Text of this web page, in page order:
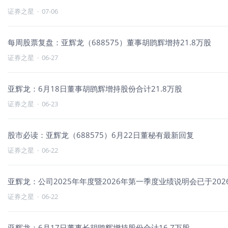
证券之星 · 07-06
每周股票复盘：亚辉龙（688575）董事胡鹍辉增持21.8万股
证券之星 · 06-27
亚辉龙：6月18日董事胡鹍辉增持股份合计21.8万股
证券之星 · 06-23
股市必读：亚辉龙（688575）6月22日董秘有最新回复
证券之星 · 06-22
亚辉龙：公司2025年年度暨2026年第一季度业绩说明会已于
证券之星 · 06-22